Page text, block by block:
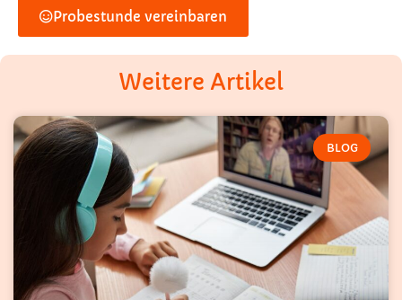
Probestunde vereinbaren
Weitere Artikel
BLOG